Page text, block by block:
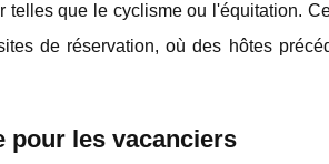
que le cyclisme ou l'équitation.
de réservation, où des hôtes
pour les vacanciers